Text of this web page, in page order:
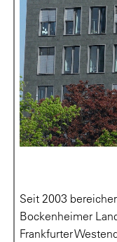
Seit 2003
Bockenheimer
Frankfurter